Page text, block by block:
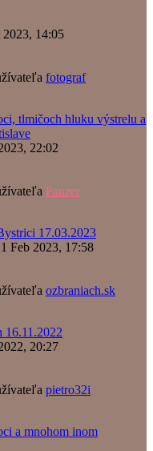
2023, 14:05
fotograf
tlmičoch hluku výstrelu a
22:02
Panzer
17.03.2023
Feb 2023, 17:58
ozbraniach.sk
16.11.2022
20:27
pietro32i
a mnohom inom